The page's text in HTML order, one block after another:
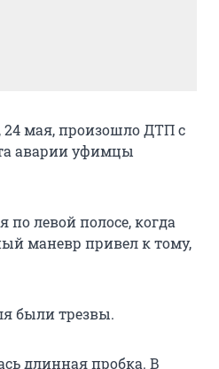
24 мая, произошло ДТП с
аварии уфимцы
по левой полосе, когда
маневр привел к тому,
были трезвы.
длинная пробка. В